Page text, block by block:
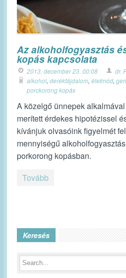
Az alkoholfogyasztás
kopás kapcsolata
2013. december 23. 00:08 dr.
alkohol, derékfájdalom, életmód,
porckorong kopás
A közelgő ünnepek
merített érdekes hipotézissel
kívánjuk olvasóink figyelmét
mennyiségű
porkorong kopásban.
Tovább
Keresés